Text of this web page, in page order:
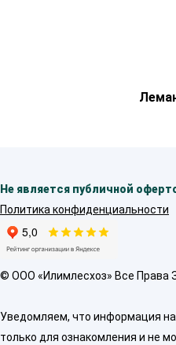
Не является публичной
Политика конфиденциальности
© OOO «Илимлесхоз» Все Права
Уведомляем, что информация на
только для ознакомления и не